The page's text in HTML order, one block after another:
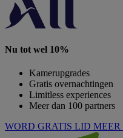
Nu tot wel 10%
Kamerupgrades
Gratis overnachtingen
Limitless experiences
Meer dan 100 partners
WORD GRATIS LID MEER